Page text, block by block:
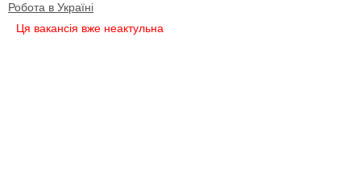
Робота в Україні
Ця вакансія вже неактульна